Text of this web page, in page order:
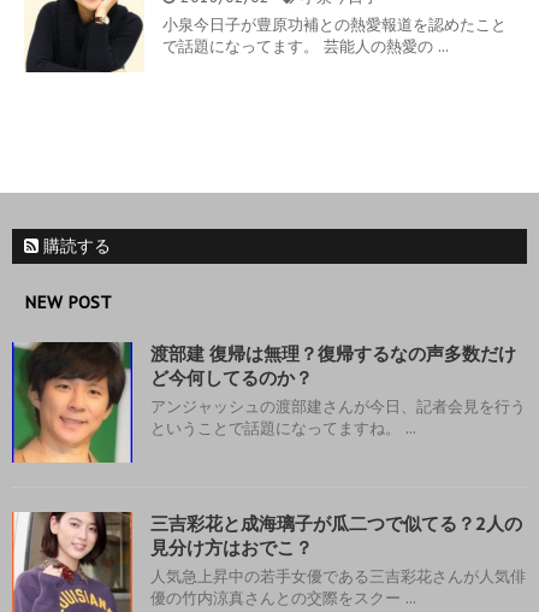
小泉今日子が豊原功補との熱愛報道を認めたこと
で話題になってます。 芸能人の熱愛の ...
購読する
NEW POST
渡部建 復帰は無理？復帰するなの声多数だけ
ど今何してるのか？
アンジャッシュの渡部建さんが今日、記者会見を行う
ということで話題になってますね。 ...
三吉彩花と成海璃子が瓜二つで似てる？2人の
見分け方はおでこ？
人気急上昇中の若手女優である三吉彩花さんが人気俳
優の竹内涼真さんとの交際をスクー ...